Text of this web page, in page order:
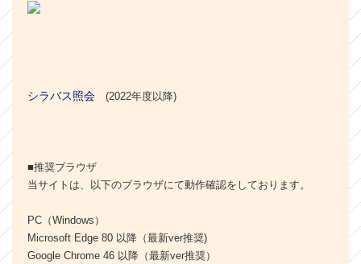
シラバス照会 (2022年度以降)
■推奨ブラウザ
当サイトは、以下のブラウザにて動作確認をしております。
PC（Windows）
Microsoft Edge 80 以降（最新ver推奨)
Google Chrome 46 以降（最新ver推奨）